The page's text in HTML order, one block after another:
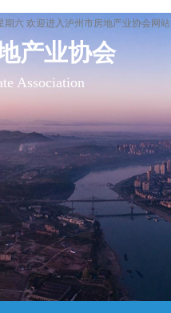
期六 欢迎进入泸州市房地产业协会网站
产业协会
Association